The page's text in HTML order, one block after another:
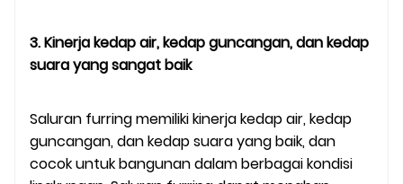
3. Kinerja kedap air, kedap guncangan, dan kedap
suara yang sangat baik
Saluran furring memiliki kinerja kedap air, kedap
guncangan, dan kedap suara yang baik, dan
cocok untuk bangunan dalam berbagai kondisi